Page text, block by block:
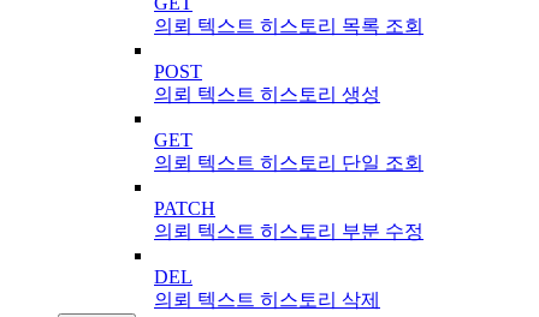
의뢰 텍스트 히스토리 목록 조회
POST
의뢰 텍스트 히스토리 생성
GET
의뢰 텍스트 히스토리 단일 조회
PATCH
의뢰 텍스트 히스토리 부분 수정
DEL
의뢰 텍스트 히스토리 삭제